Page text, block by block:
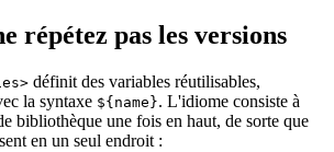
répétez pas les versions
définit des variables réutilisables,
la syntaxe ${name}. L'idiome consiste à
bibliothèque une fois en haut, de sorte que
en un seul endroit :